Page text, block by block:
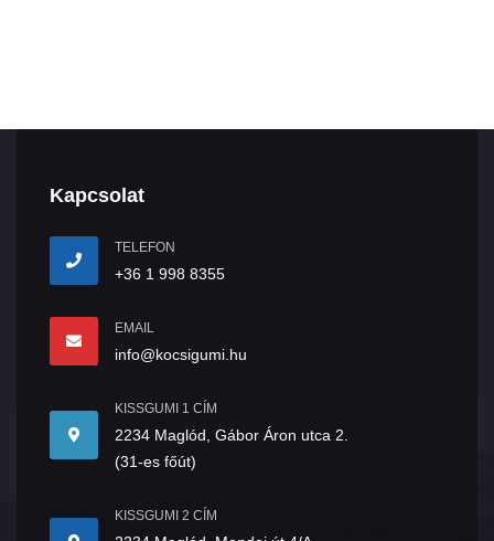
Kapcsolat
TELEFON
+36 1 998 8355
EMAIL
info@kocsigumi.hu
KISSGUMI 1 CÍM
2234 Maglód, Gábor Áron utca 2.
(31-es főút)
KISSGUMI 2 CÍM